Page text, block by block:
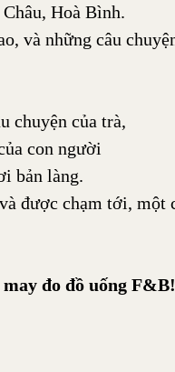
Hoà Bình.
và những câu
chuyện của trà,
con người
bản làng.
được chạm tới,
đo đồ uống F&B!